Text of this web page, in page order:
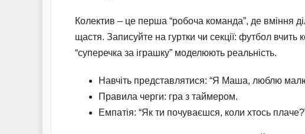
Колектив – це перша “робоча команда”, де вміння
щастя. Записуйте на гуртки чи секції: футбол
“суперечка за іграшку” моделюють реальність.
Навчіть представлятися: “Я Маша, люблю
Правила черги: гра з таймером.
Емпатія: “Як ти почуваєшся, коли хтось